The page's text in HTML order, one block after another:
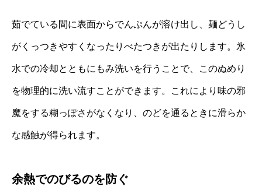
茹でている間に表面からでんぷんが溶け出し、麺どうし
がくっつきやすくなったりべたつきが出たりします。氷
水での冷却とともにもみ洗いを行うことで、このぬめり
を物理的に洗い流すことができます。これにより味の邪
魔をする糊っぽさがなくなり、のどを通るときに滑らか
な感触が得られます。
余熱でのびるのを防ぐ